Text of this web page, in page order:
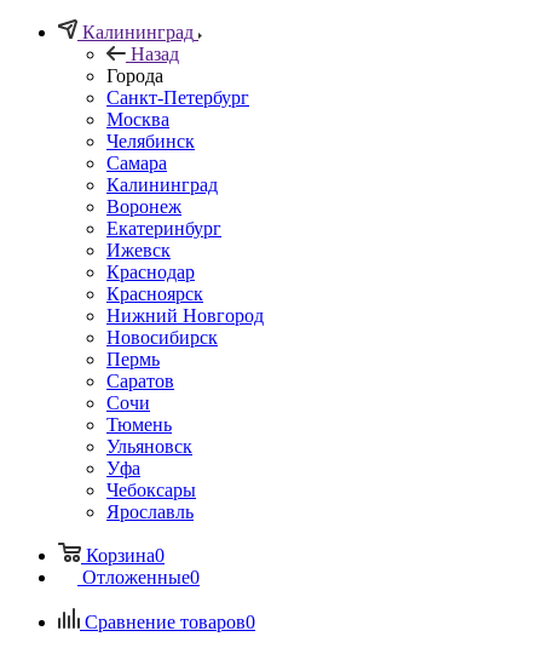
Калининград
Назад
Города
Санкт-Петербург
Москва
Челябинск
Самара
Калининград
Воронеж
Екатеринбург
Ижевск
Краснодар
Красноярск
Нижний Новгород
Новосибирск
Пермь
Саратов
Сочи
Тюмень
Ульяновск
Уфа
Чебоксары
Ярославль
Корзина0
Отложенные0
Сравнение товаров0